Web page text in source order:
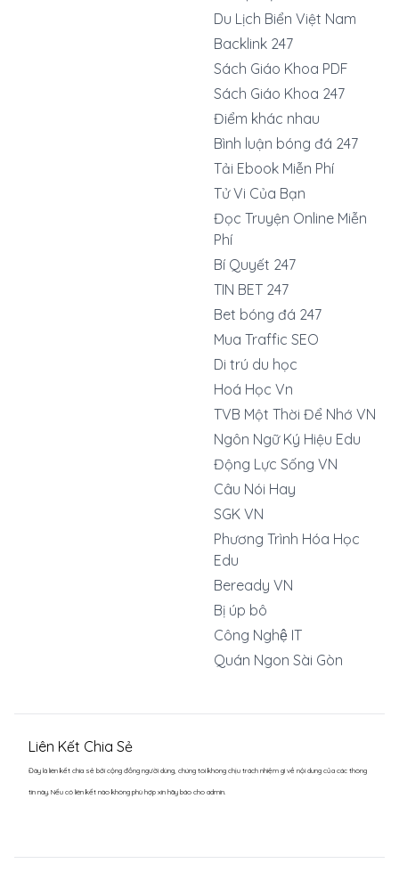
Du Lịch Biển Việt Nam
Backlink 247
Sách Giáo Khoa PDF
Sách Giáo Khoa 247
Điểm khác nhau
Bình luận bóng đá 247
Tải Ebook Miễn Phí
Tử Vi Của Bạn
Đọc Truyện Online Miễn
Phí
Bí Quyết 247
TIN BET 247
Bet bóng đá 247
Mua Traffic SEO
Di trú du học
Hoá Học Vn
TVB Một Thời Để Nhớ VN
Ngôn Ngữ Ký Hiệu Edu
Động Lực Sống VN
Câu Nói Hay
SGK VN
Phương Trình Hóa Học
Edu
Beready VN
Bị úp bô
Công Nghệ IT
Quán Ngon Sài Gòn
Liên Kết Chia Sẻ
Đây là liên kết chia sẻ bới cộng đồng người dùng, chúng tôi không chịu trách nhiệm gì về nội dung của các thông
tin này. Nếu có liên kết nào không phù hợp xin hãy báo cho admin.